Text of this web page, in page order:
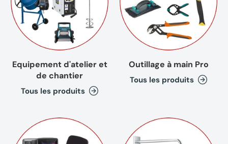
Equipement d'atelier et
de chantier
Tous les produits
Outillage à main Pro
Tous les produits